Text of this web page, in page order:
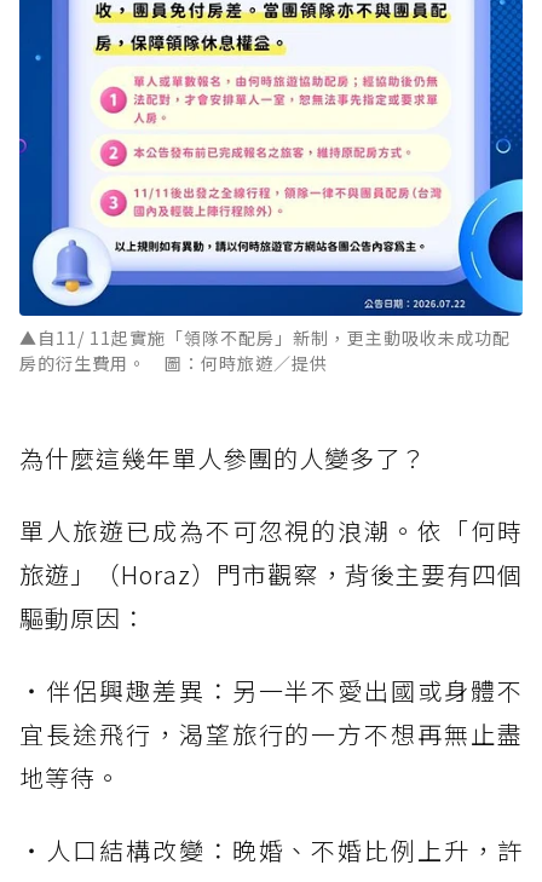
▲自11/ 11起實施「領隊不配房」新制，更主動吸收未成功配
房的衍生費用。 圖：何時旅遊／提供
為什麼這幾年單人參團的人變多了？
單人旅遊已成為不可忽視的浪潮。依「何時
旅遊」（Horaz）門市觀察，背後主要有四個
驅動原因：
・伴侶興趣差異：另一半不愛出國或身體不
宜長途飛行，渴望旅行的一方不想再無止盡
地等待。
・人口結構改變：晚婚、不婚比例上升，許